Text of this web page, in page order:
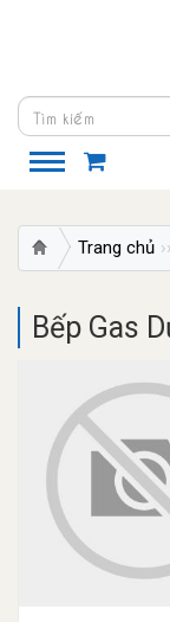
Trang chủ
Bếp Gas